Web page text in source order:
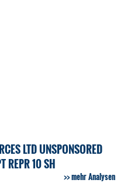
LTD UNSPONSORED
REPR 10 SH
mehr Analysen